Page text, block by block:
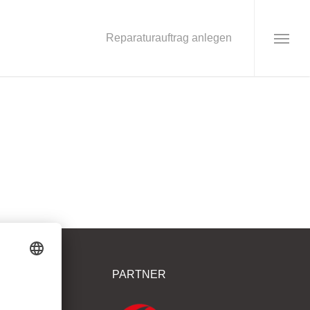
Reparaturauftrag anlegen
Menu
PARTNER